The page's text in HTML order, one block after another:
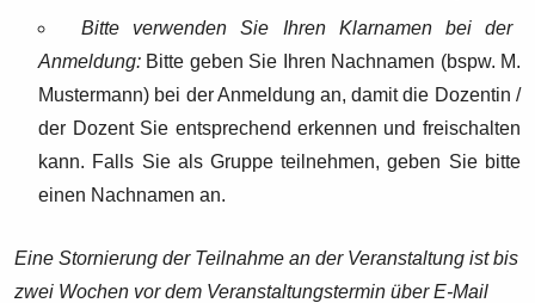
Bitte verwenden Sie Ihren Klarnamen bei der
Anmeldung: Bitte geben Sie Ihren Nachnamen (bspw. M.
Mustermann) bei der Anmeldung an, damit die Dozentin /
der Dozent Sie entsprechend erkennen und freischalten
kann. Falls Sie als Gruppe teilnehmen, geben Sie bitte
einen Nachnamen an.
Eine Stornierung der Teilnahme an der Veranstaltung ist bis
zwei Wochen vor dem Veranstaltungstermin über E-Mail